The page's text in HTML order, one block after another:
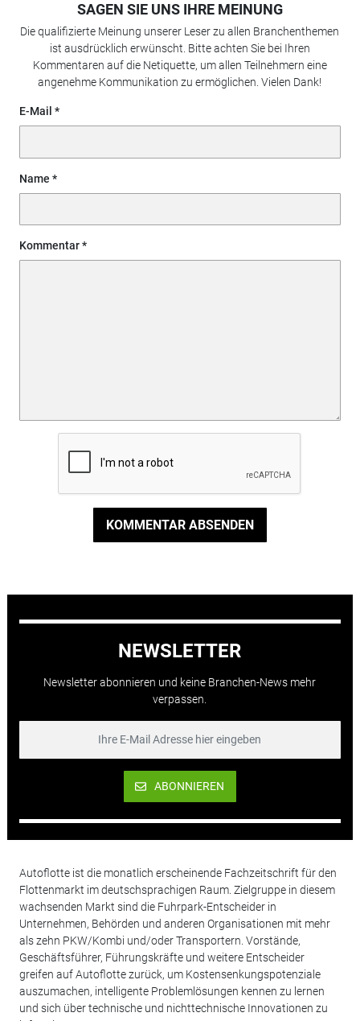
SAGEN SIE UNS IHRE MEINUNG
Die qualifizierte Meinung unserer Leser zu allen Branchenthemen
ist ausdrücklich erwünscht. Bitte achten Sie bei Ihren
Kommentaren auf die Netiquette, um allen Teilnehmern eine
angenehme Kommunikation zu ermöglichen. Vielen Dank!
E-Mail
Name
Kommentar
KOMMENTAR ABSENDEN
NEWSLETTER
Newsletter abonnieren und keine Branchen-News mehr
verpassen.
ABONNIEREN
Autoflotte ist die monatlich erscheinende Fachzeitschrift für den
Flottenmarkt im deutschsprachigen Raum. Zielgruppe in diesem
wachsenden Markt sind die Fuhrpark-Entscheider in
Unternehmen, Behörden und anderen Organisationen mit mehr
als zehn PKW/Kombi und/oder Transportern. Vorstände,
Geschäftsführer, Führungskräfte und weitere Entscheider
greifen auf Autoflotte zurück, um Kostensenkungspotenziale
auszumachen, intelligente Problemlösungen kennen zu lernen
und sich über technische und nichttechnische Innovationen zu